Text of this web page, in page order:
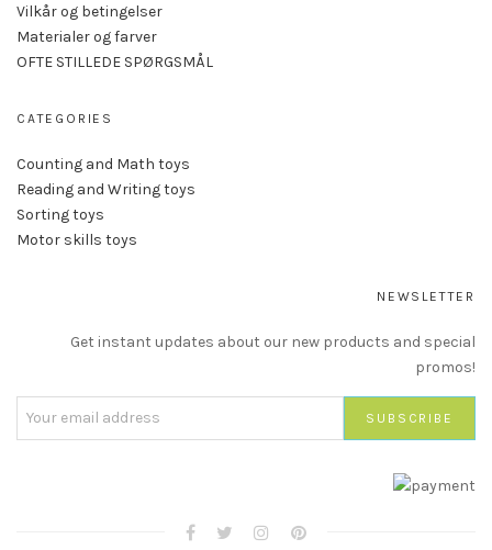
Vilkår og betingelser
Materialer og farver
OFTE STILLEDE SPØRGSMÅL
CATEGORIES
Counting and Math toys
Reading and Writing toys
Sorting toys
Motor skills toys
NEWSLETTER
Get instant updates about our new products and special
promos!